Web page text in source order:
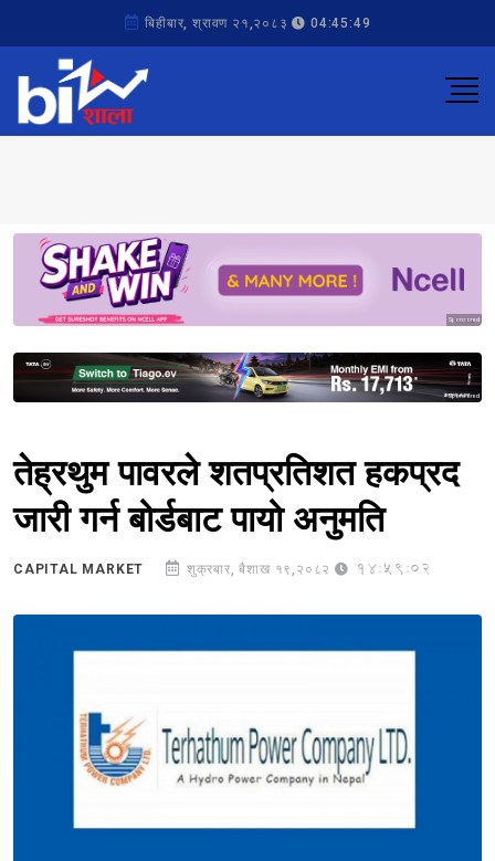
बिहीबार, श्रावण २१,२०८३ 04:45:49
Sponsored
Sponsored
तेह्रथुम पावरले शतप्रतिशत हकप्रद
जारी गर्न बोर्डबाट पायो अनुमति
CAPITAL MARKET शुक्रबार, बैशाख १९,२०८२ 14:59:02